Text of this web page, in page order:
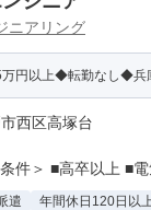
ニアリング
円以上◆転勤なし◆兵
西区高塚台
件＞ ■高卒以上 ■電
遣 年間休日120日以